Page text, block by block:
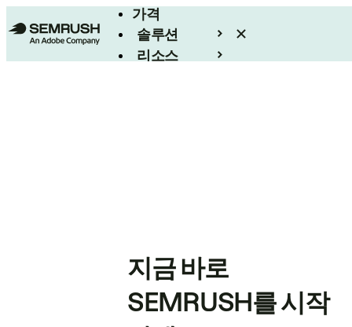
가격
솔루션
리소스
지금 바로
SEMRUSH를 시작